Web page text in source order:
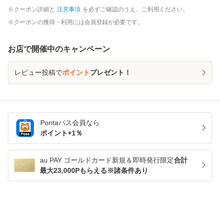
クーポン詳細と 注意事項 を必ずご確認のうえ、ご利用ください。
クーポンの獲得・利用には会員登録が必要です。
お店で開催中のキャンペーン
レビュー投稿でポイントプレゼント！
Pontaパス会員なら
ポイント+1％
au PAY ゴールドカード新規＆即時発行限定合計
最大23,000Pもらえる※諸条件あり